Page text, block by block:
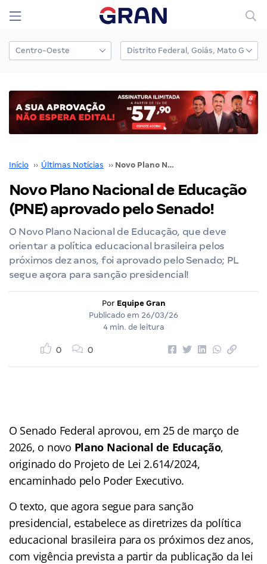
Início ›› Últimas Notícias ›› Novo Plano Nacional de Educação (PNE) aprovado pelo Senado!
Novo Plano Nacional de Educação
(PNE) aprovado pelo Senado!
O Novo Plano Nacional de Educação, que deve
orientar a política educacional brasileira pelos
próximos dez anos, foi aprovado pelo Senado; PL
segue agora para sanção presidencial!
Por Equipe Gran
Publicado em 26/03/26
4 min. de leitura
0 0
O Senado Federal aprovou, em 25 de março de
2026, o novo Plano Nacional de Educação,
originado do Projeto de Lei 2.614/2024,
encaminhado pelo Poder Executivo.
O texto, que agora segue para sanção
presidencial, estabelece as diretrizes da política
educacional brasileira para os próximos dez anos,
com vigência prevista a partir da publicação da lei